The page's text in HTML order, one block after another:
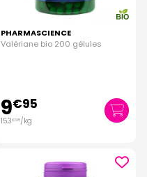
PHARMASCIENCE
Valériane bio 200 gélules
9€95
153€08/kg